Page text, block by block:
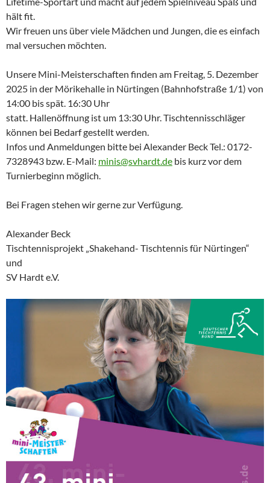
hält fit.
Wir freuen uns über viele Mädchen und Jungen, die es einfach
mal versuchen möchten.
Unsere Mini-Meisterschaften finden am Freitag, 5. Dezember
2025 in der Mörikehalle in Nürtingen (Bahnhofstraße 1/1) von
14:00 bis spät. 16:30 Uhr
statt. Hallenöffnung ist um 13:30 Uhr. Tischtennisschläger
können bei Bedarf gestellt werden.
Infos und Anmeldungen bitte bei Alexander Beck Tel.: 0172-
7328943 bzw. E-Mail: minis@svhardt.de bis kurz vor dem
Turnierbeginn möglich.
Bei Fragen stehen wir gerne zur Verfügung.
Alexander Beck
Tischtennisprojekt „Shakehand- Tischtennis für Nürtingen“
und
SV Hardt e.V.